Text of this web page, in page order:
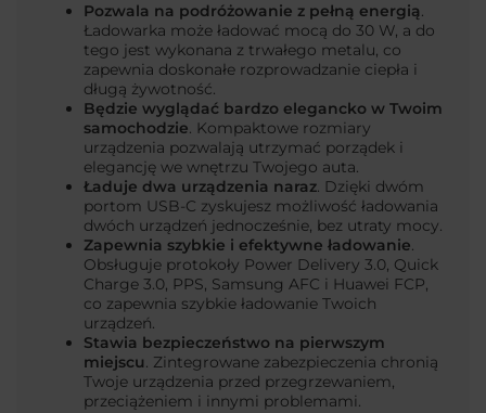
Pozwala na podróżowanie z pełną energią.
Ładowarka może ładować mocą do 30 W, a do
tego jest wykonana z trwałego metalu, co
zapewnia doskonałe rozprowadzanie ciepła i
długą żywotność.
Będzie wyglądać bardzo elegancko w Twoim
samochodzie. Kompaktowe rozmiary
urządzenia pozwalają utrzymać porządek i
elegancję we wnętrzu Twojego auta.
Ładuje dwa urządzenia naraz. Dzięki dwóm
portom USB-C zyskujesz możliwość ładowania
dwóch urządzeń jednocześnie, bez utraty mocy.
Zapewnia szybkie i efektywne ładowanie.
Obsługuje protokoły Power Delivery 3.0, Quick
Charge 3.0, PPS, Samsung AFC i Huawei FCP,
co zapewnia szybkie ładowanie Twoich
urządzeń.
Stawia bezpieczeństwo na pierwszym
miejscu. Zintegrowane zabezpieczenia chronią
Twoje urządzenia przed przegrzewaniem,
przeciążeniem i innymi problemami.